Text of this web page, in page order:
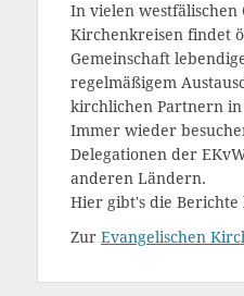
In vielen westfälischen
Kirchenkreisen findet
Gemeinschaft
regelmäßigem
kirchlichen Partnern
Immer wieder
Delegationen der
anderen Ländern.
Hier gibt's die Berichte
Zur Evangelischen